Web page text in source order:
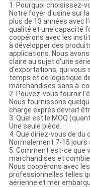
1. Pourquoi choisissez-
Notre foyer d'usine sur
plus de 13 années avec
qualité et une capacité
coopérons avec les
à développer des
applications. Nous
claire au sujet d'une
d'exportations, qui vous
temps et de logistique
marchandises sans à-
2. Pouvez-vous fournir
Nous fournissons
charge exprès devrait
3. Quel est le MOQ
Une seule pièce.
4. Que diriez-vous de du
Normalement 7-15
5. Comment est-ce que
marchandises et
Nous coopérons avec
professionnelles telles
aérienne et mer